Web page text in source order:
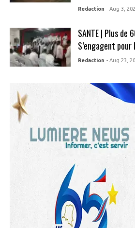
Redaction - Aug 3,
SANTE | Plus de
S’engagent
Redaction - Aug 23,